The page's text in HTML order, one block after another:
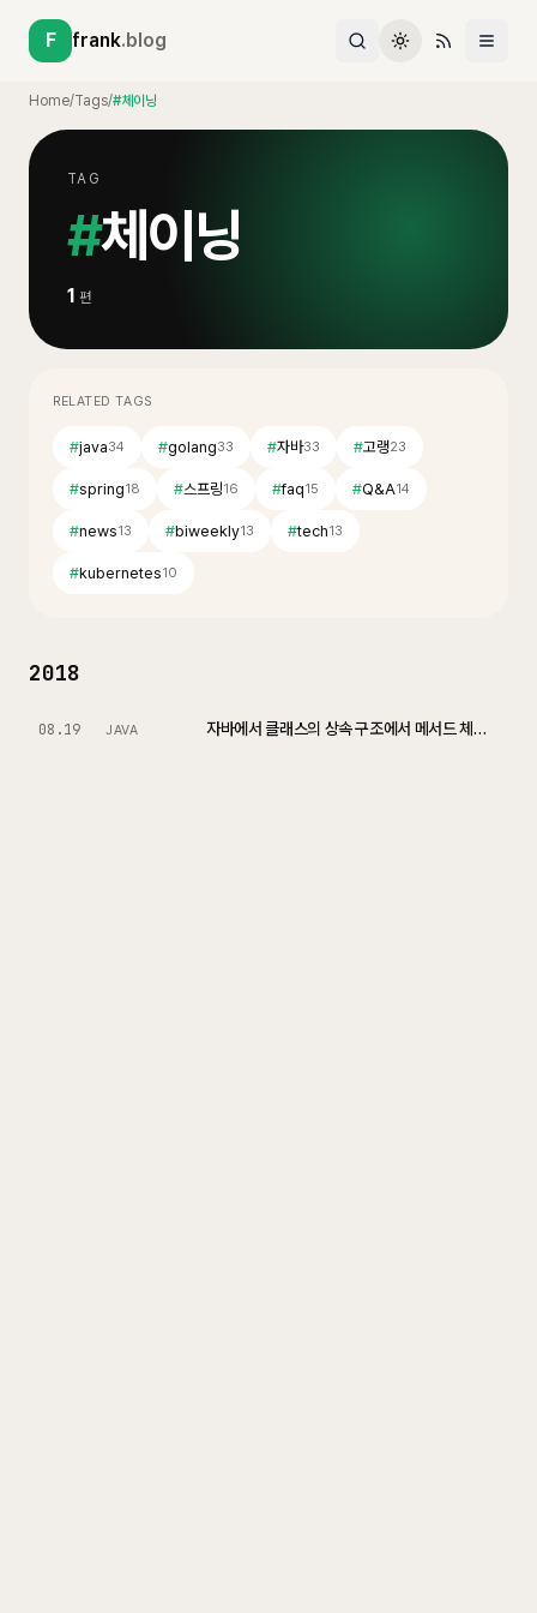
F frank.blog
Home/Tags/#체이닝
TAG
#체이닝
1 편
RELATED TAGS
#java34 #golang33 #자바33 #고랭23
#spring18 #스프링16 #faq15 #Q&A14
#news13 #biweekly13 #tech13
#kubernetes10
2018
08.19 JAVA 자바에서 클래스의 상속 구조에서 메서드 체이닝 해보기